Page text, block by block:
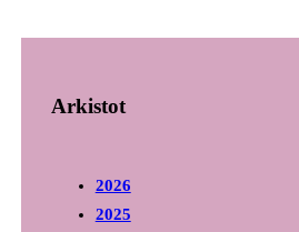
Arkistot
2026
2025